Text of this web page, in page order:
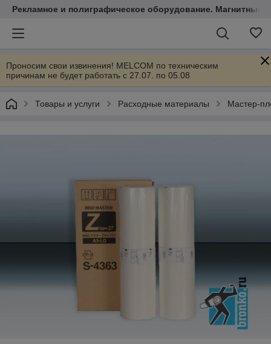
Рекламное и полиграфическое оборудование. Магнитные
Проносим свои извинения! MELCOM по техническим
причинам не будет работать с 27.07. по 05.08
Товары и услуги Расходные материалы Мастер-